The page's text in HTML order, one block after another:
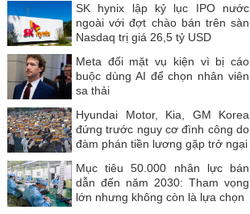
SK hynix lập kỷ lục IPO nước
ngoài với đợt chào bán trên sàn
Nasdaq trị giá 26,5 tỷ USD
Meta đối mặt vụ kiện vì bị cáo
buộc dùng AI để chọn nhân viên
sa thải
Hyundai Motor, Kia, GM Korea
đứng trước nguy cơ đình công do
đàm phán tiền lương gặp trở ngại
Mục tiêu 50.000 nhân lực bán
dẫn đến năm 2030: Tham vọng
lớn nhưng không còn là lựa chọn